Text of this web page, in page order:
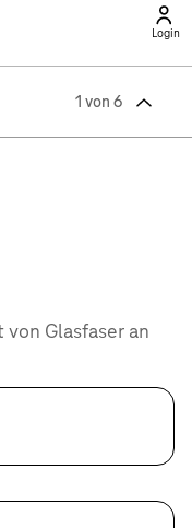
Login
1 von 6
Glasfaser an